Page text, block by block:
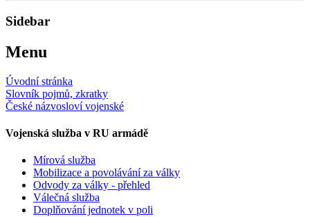
Sidebar
Menu
Úvodní stránka
Slovník pojmů, zkratky
České názvosloví vojenské
Vojenská služba v RU armádě
Mírová služba
Mobilizace a povolávání za války
Odvody za války - přehled
Válečná služba
Doplňování jednotek v poli